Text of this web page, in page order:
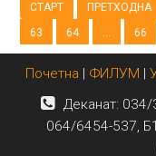
СТАРТ ПРЕТХОДНА
63
64 66
Почетна | ФИЛУМ |
Деканат: 034/
064/6454-537,